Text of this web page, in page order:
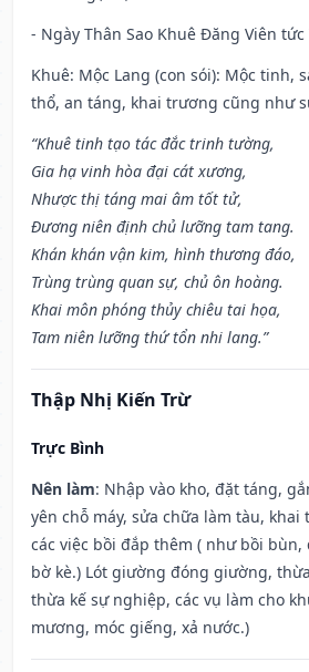
- Ngày Thân Sao Khuê Đăng Viên
Khuê: Mộc Lang (con sói): Mộc tinh,
thổ, an táng, khai trương cũng như
“Khuê tinh tạo tác đắc trinh tường,
Gia hạ vinh hòa đại cát xương,
Nhược thị táng mai âm tốt tử,
Đương niên định chủ lưỡng tam tang.
Khán khán vận kim, hình thương đáo,
Trùng trùng quan sự, chủ ôn hoàng.
Khai môn phóng thủy chiêu tai họa,
Tam niên lưỡng thứ tổn nhi lang.”
Thập Nhị Kiến Trừ
Trực Bình
Nên làm: Nhập vào kho, đặt táng,
yên chỗ máy, sửa chữa làm tàu,
các việc bồi đắp thêm ( như bồi bùn,
bờ kè.) Lót giường đóng giường,
thừa kế sự nghiệp, các vụ làm cho
mương, móc giếng, xả nước.)